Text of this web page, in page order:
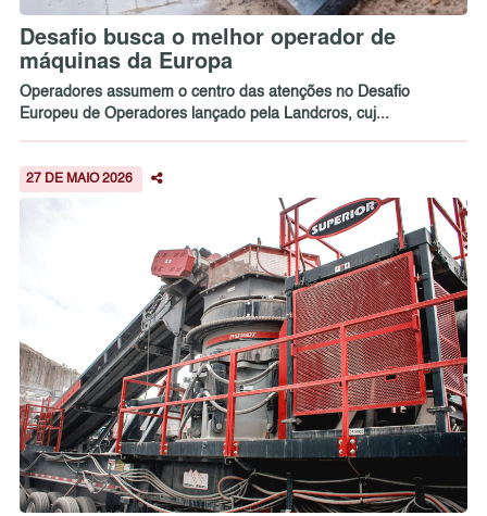
Desafio busca o melhor operador de
máquinas da Europa
Operadores assumem o centro das atenções no Desafio
Europeu de Operadores lançado pela Landcros, cuj...
27 DE MAIO 2026